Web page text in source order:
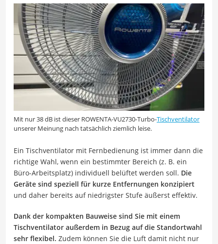
Mit nur 38 dB ist dieser ROWENTA-VU2730-Turbo-Tischventilator
unserer Meinung nach tatsächlich ziemlich leise.
Ein Tischventilator mit Fernbedienung ist immer dann die
richtige Wahl, wenn ein bestimmter Bereich (z. B. ein
Büro-Arbeitsplatz) individuell belüftet werden soll. Die
Geräte sind speziell für kurze Entfernungen konzipiert
und daher bereits auf niedrigster Stufe äußerst effektiv.
Dank der kompakten Bauweise sind Sie mit einem
Tischventilator außerdem in Bezug auf die Standortwahl
sehr flexibel. Zudem können Sie die Luft damit nicht nur